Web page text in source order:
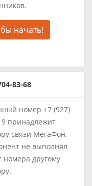
начать!
83-68
номер +7 (927)
принадлежит
связи МегаФон,
не выполнял
номера другому